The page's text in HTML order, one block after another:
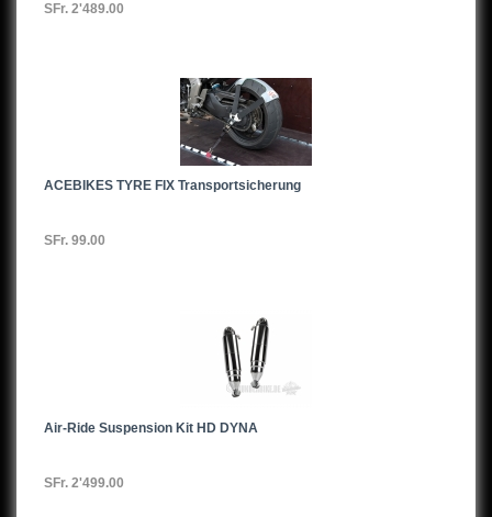
SFr. 2'489.00
ACEBIKES TYRE FIX Transportsicherung
SFr. 99.00
Air-Ride Suspension Kit HD DYNA
SFr. 2'499.00